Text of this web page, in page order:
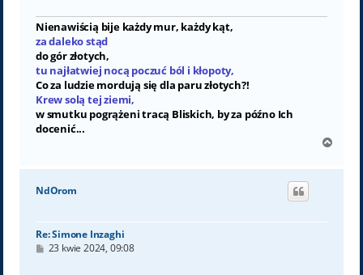
Nienawiścią bije każdy mur, każdy kąt,
za daleko stąd
do gór złotych,
tu najłatwiej nocą poczuć ból i kłopoty,
Co za ludzie mordują się dla paru złotych?!
Krew solą tej ziemi,
w smutku pogrążeni tracą Bliskich, by za późno Ich
docenić...
g
NdOrom
Re: Simone Inzaghi
P23 kwie 2024, 09:08